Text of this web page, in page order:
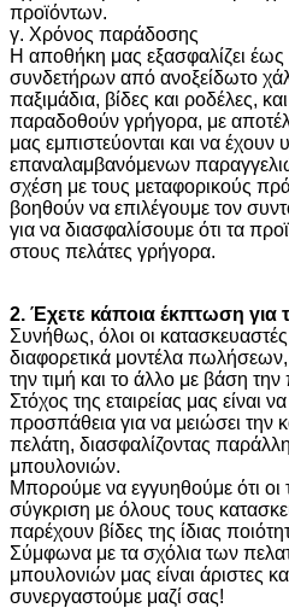
προϊόντων.
γ. Χρόνος παράδοσης
Η αποθήκη μας εξασφαλίζει
συνδετήρων από ανοξείδωτο
παξιμάδια, βίδες και ροδέλες,
παραδοθούν γρήγορα, με
μας εμπιστεύονται και να
επαναλαμβανόμενων
σχέση με τους μεταφορικούς
βοηθούν να επιλέγουμε τον
για να διασφαλίσουμε ότι τα
στους πελάτες γρήγορα.
2. Έχετε κάποια έκπτωση για
Συνήθως, όλοι οι
διαφορετικά μοντέλα πωλήσεων,
την τιμή και το άλλο με βάση την
Στόχος της εταιρείας μας είναι
προσπάθεια για να μειώσει
πελάτη, διασφαλίζοντας
μπουλονιών.
Μπορούμε να εγγυηθούμε ότι οι
σύγκριση με όλους τους
παρέχουν βίδες της ίδιας
Σύμφωνα με τα σχόλια των
μπουλονιών μας είναι άριστες
συνεργαστούμε μαζί σας!